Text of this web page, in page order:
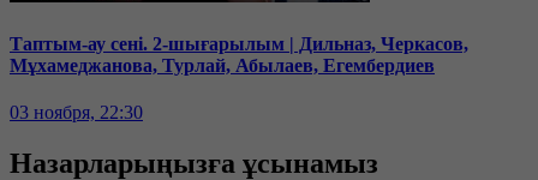
Таптым-ау сені. 2-шығарылым | Дильназ, Черкасов,
Мұхамеджанова, Турлай, Абылаев, Егембердиев
03 ноября, 22:30
Назарларыңызға ұсынамыз